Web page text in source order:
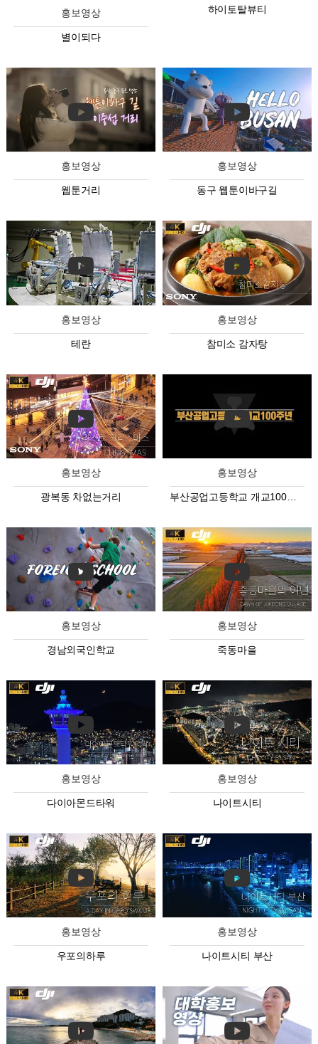
홍보영상
별이되다
하이토탈뷰티
홍보영상
웹툰거리
홍보영상
동구 웹툰이바구길
홍보영상
테란
홍보영상
참미소 감자탕
홍보영상
광복동 차없는거리
홍보영상
부산공업고등학교 개교100주년 영상
홍보영상
경남외국인학교
홍보영상
죽동마을
홍보영상
다이아몬드타워
홍보영상
나이트시티
홍보영상
우포의하루
홍보영상
나이트시티 부산